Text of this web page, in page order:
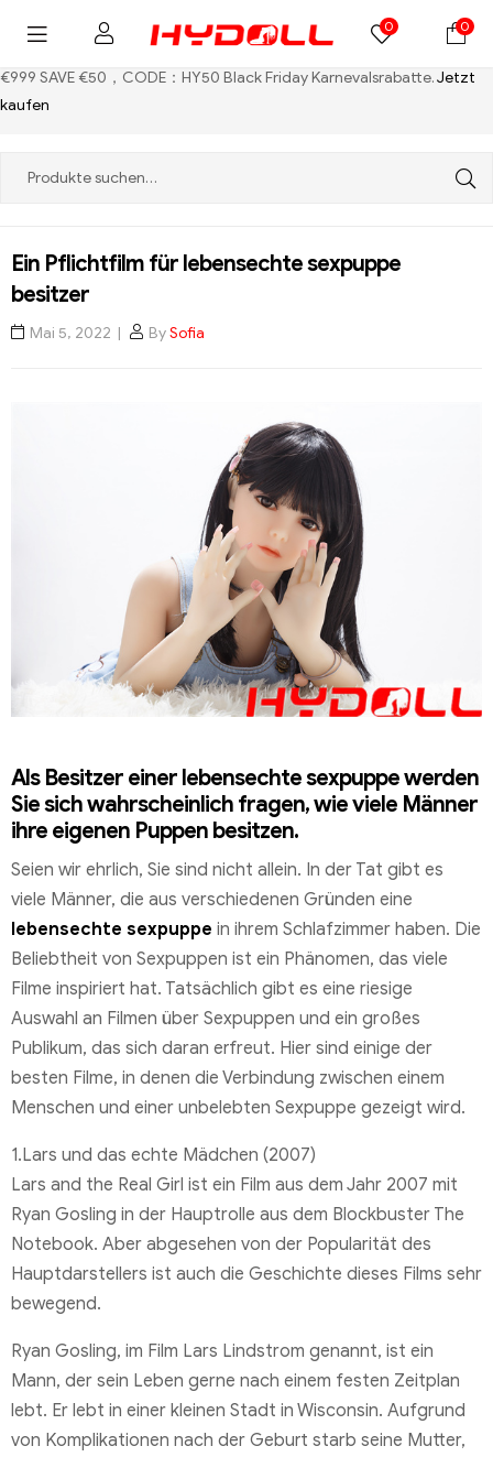
€999 SAVE €50，CODE：HY50 Black Friday Karnevalsrabatte.Jetzt
kaufen
0 0
Ein Pflichtfilm für lebensechte sexpuppe
besitzer
Mai 5, 2022 BySofia
Als Besitzer einer lebensechte sexpuppe werden
Sie sich wahrscheinlich fragen, wie viele Männer
ihre eigenen Puppen besitzen.
Seien wir ehrlich, Sie sind nicht allein. In der Tat gibt es
viele Männer, die aus verschiedenen Gründen eine
lebensechte sexpuppe in ihrem Schlafzimmer haben. Die
Beliebtheit von Sexpuppen ist ein Phänomen, das viele
Filme inspiriert hat. Tatsächlich gibt es eine riesige
Auswahl an Filmen über Sexpuppen und ein großes
Publikum, das sich daran erfreut. Hier sind einige der
besten Filme, in denen die Verbindung zwischen einem
Menschen und einer unbelebten Sexpuppe gezeigt wird.
1.Lars und das echte Mädchen (2007)
Lars and the Real Girl ist ein Film aus dem Jahr 2007 mit
Ryan Gosling in der Hauptrolle aus dem Blockbuster The
Notebook. Aber abgesehen von der Popularität des
Hauptdarstellers ist auch die Geschichte dieses Films sehr
bewegend.
Ryan Gosling, im Film Lars Lindstrom genannt, ist ein
Mann, der sein Leben gerne nach einem festen Zeitplan
lebt. Er lebt in einer kleinen Stadt in Wisconsin. Aufgrund
von Komplikationen nach der Geburt starb seine Mutter,